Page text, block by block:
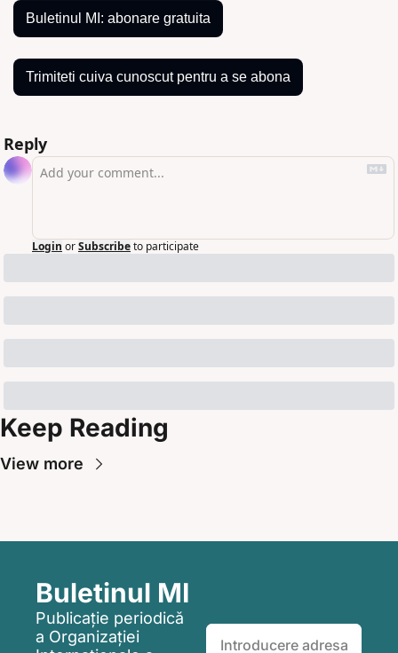
Buletinul MI: abonare gratuita
Trimiteti cuiva cunoscut pentru a se abona
Reply
Login orSubscribeto participate
Keep Reading
View more
Buletinul MI
Publicație periodică
a Organizației